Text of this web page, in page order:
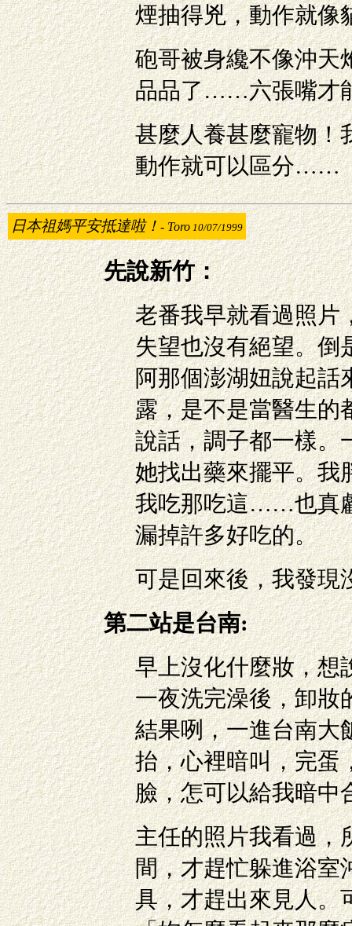
煙抽得兇，動作就像
砲哥被身纔不像沖天
品品了……六張嘴才
甚麼人養甚麼寵物！
動作就可以區分……
日本祖媽平安抵達啦！ - Toro 10/07/1999
先說新竹：
老番我早就看過照片
失望也沒有絕望。倒
阿那個澎湖妞說起話
露，是不是當醫生的
說話，調子都一樣。
她找出藥來擺平。我
我吃那吃這……也真
漏掉許多好吃的。
可是回來後，我發現
第二站是台南:
早上沒化什麼妝，想
一夜洗完澡後，卸妝
結果咧，一進台南大
抬，心裡暗叫，完蛋
臉，怎可以給我暗中
主任的照片我看過，
間，才趕忙躲進浴室
具，才趕出來見人。